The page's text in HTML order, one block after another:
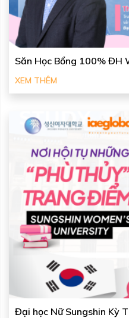
Săn Học Bổng 100% ĐH
XEM THÊM
Đại học Nữ Sungshin Kỳ